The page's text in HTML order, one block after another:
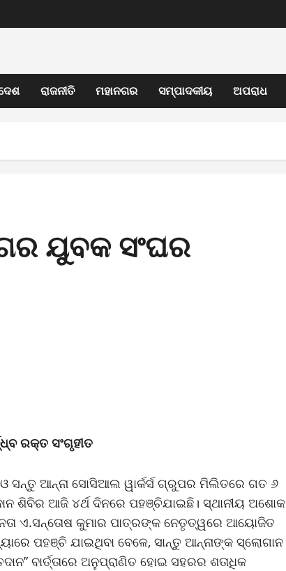
ରାଜନୀତି ମହାନଗର ସମ୍ପାଦକୀୟ ଅପରାଧ
ଯୁବକ ସଂଘର
ରକ୍ତ ସଂଗୃହୀତ
ଆନ୍ନା ସୋସିଆଲ ୱାର୍କର୍ସ ଗ୍ରୁପର ମିଲିତରେ ଗତ ୬
ଶିବିର ଆଜି ୪ର୍ଥ ଦିନରେ ପହଞ୍ଚିଯାଇଛି। ସ୍ଥାନୀୟ ଅଶୋକ
ଏ.ସନ୍ତୋଷ କୁମାର ପାତ୍ରଙ୍କ ନେତୃତ୍ୱରେ ଆୟୋଜିତ
ପହଞ୍ଚି ଯାଇଥିବା ବେଳେ, ସାନ୍ତୁ ଆନ୍ନାଙ୍କ ସ୍ଲୋଗାନ
ବାର୍ତ୍ତାରେ ଅନୁପ୍ରାଣିତ ହୋଇ ସହରର ଶତାଧିକ